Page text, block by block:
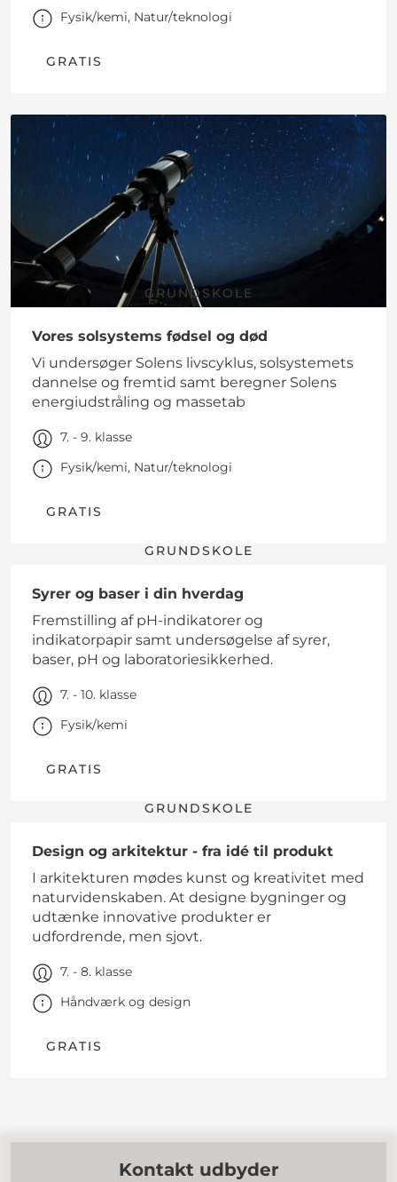
Fysik/kemi, Natur/teknologi
GRATIS
GRUNDSKOLE
Vores solsystems fødsel og død
Vi undersøger Solens livscyklus, solsystemets
dannelse og fremtid samt beregner Solens
energiudstråling og massetab
7. - 9. klasse
Fysik/kemi, Natur/teknologi
GRATIS
GRUNDSKOLE
Syrer og baser i din hverdag
Fremstilling af pH-indikatorer og
indikatorpapir samt undersøgelse af syrer,
baser, pH og laboratoriesikkerhed.
7. - 10. klasse
Fysik/kemi
GRATIS
GRUNDSKOLE
Design og arkitektur - fra idé til produkt
I arkitekturen mødes kunst og kreativitet med
naturvidenskaben. At designe bygninger og
udtænke innovative produkter er
udfordrende, men sjovt.
7. - 8. klasse
Håndværk og design
GRATIS
Kontakt udbyder